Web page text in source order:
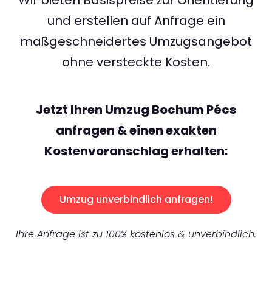
und erstellen auf Anfrage ein
maßgeschneidertes Umzugsangebot
ohne versteckte Kosten.
Jetzt Ihren Umzug Bochum Pécs
anfragen & einen exakten
Kostenvoranschlag erhalten:
Umzug unverbindlich anfragen!
Ihre Anfrage ist zu 100% kostenlos & unverbindlich.